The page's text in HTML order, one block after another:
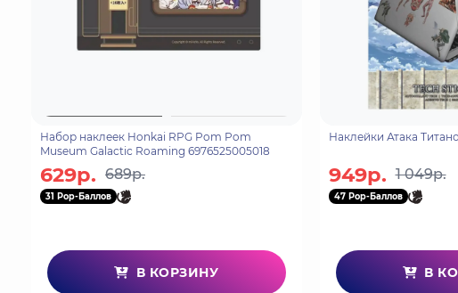
Набор наклеек Honkai RPG Pom Pom
Museum Galactic Roaming 6976525005018
629р. 689р.
31 Pop-Баллов
В КОРЗИНУ
Наклейки Атака
949р. 1 049р.
47 Pop-Баллов
В